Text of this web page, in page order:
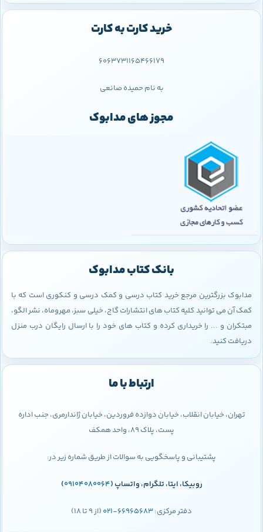
خرید کارت به کارت
6063731165466179
به نام حمیده صانعی
مجوز های مدابوک
بانک کتاب مدابوک
مدابوک بزرگترین مرجع خرید کتاب درسی و کمک درسی و کنکوری است که با
کمک آن می توانید کلیه کتاب های انتشارات گاج، خیلی سبز، مهروماه، نشر الگو،
مبتکران و ... را خریداری کرده و کتاب های خود را با ارسال رایگان درب منزل
دریافت کنید.
ارتباط با ما
تهران، خیابان انقلاب، خیابان دوازده فروردین، خیابان ژاندارمری، جنب اداره
پست، پلاک 89، واحد همکف
پشتیبانی و پاسخگویی به سوالات از طریق شماره زیر در:
روبیکا، ایتا، تلگرام، واتساپ (09104080064
)
دفتر مرکزی:66965683-021 (از 9 تا 18)